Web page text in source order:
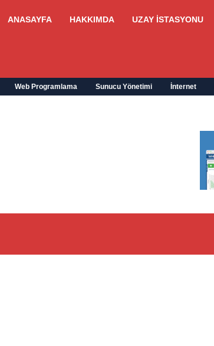
ANASAYFA HAKKIMDA UZAY İSTASYONU
Web Programlama Sunucu Yönetimi İnternet